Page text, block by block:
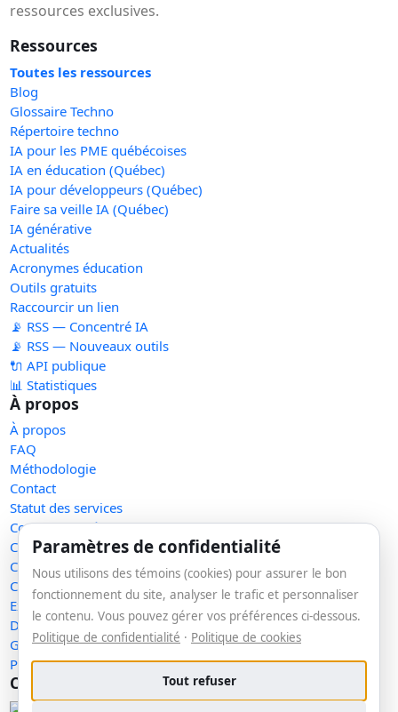
ressources exclusives.
Ressources
Toutes les ressources
Blog
Glossaire Techno
Répertoire techno
IA pour les PME québécoises
IA en éducation (Québec)
IA pour développeurs (Québec)
Faire sa veille IA (Québec)
IA générative
Actualités
Acronymes éducation
Outils gratuits
Raccourcir un lien
📡 RSS — Concentré IA
📡 RSS — Nouveaux outils
🔌 API publique
📊 Statistiques
À propos
À propos
FAQ
Méthodologie
Contact
Statut des services
Confidentialité
Conditions d'utilisation
Conditions de vente
Cookies
Exercer mes droits
Demande de retrait
Gérer les témoins
Plan du site
Communauté
Paramètres de confidentialité
Nous utilisons des témoins (cookies) pour assurer le bon
fonctionnement du site, analyser le trafic et personnaliser
le contenu. Vous pouvez gérer vos préférences ci-dessous.
Politique de confidentialité · Politique de cookies
Tout refuser